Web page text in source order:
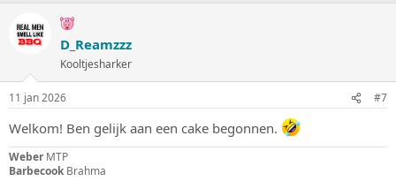
D_Reamzzz
Kooltjesharker
11 jan 2026 #7
Welkom! Ben gelijk aan een cake begonnen.
Weber MTP
Barbecook Brahma